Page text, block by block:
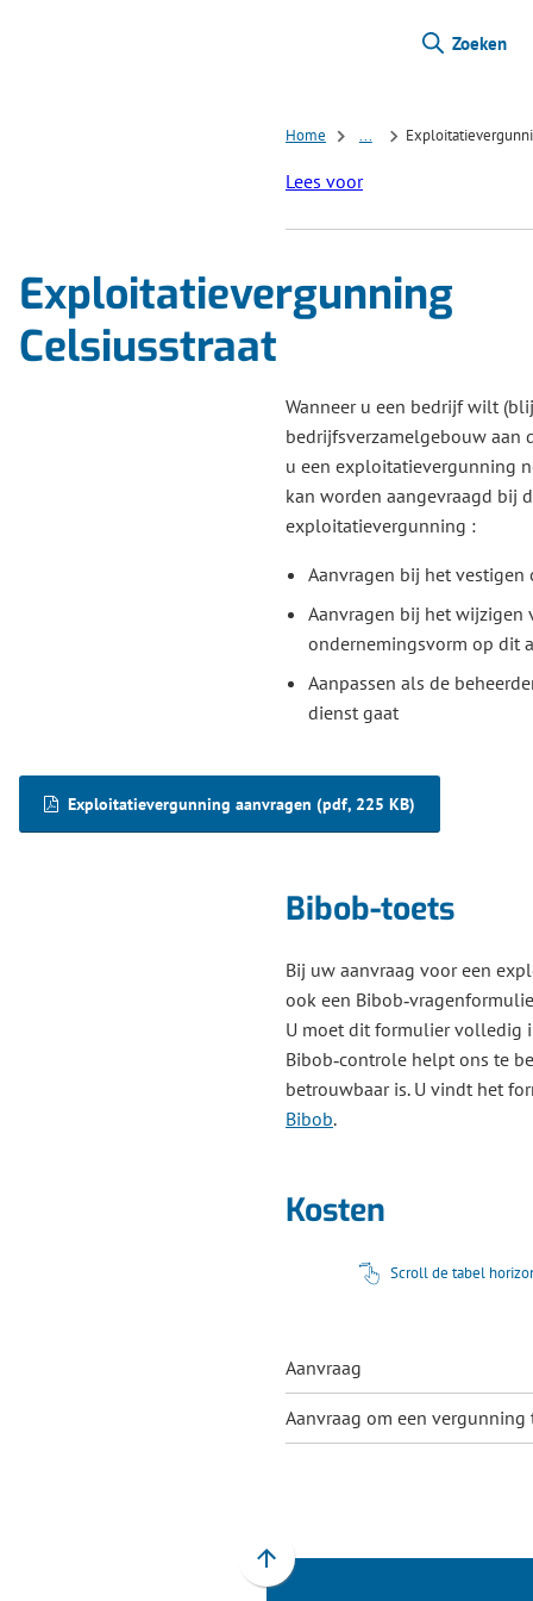
Zoeken
Home
Lees voor
Exploitatievergunning
Celsiusstraat
Wanneer u een bedrijf wilt
bedrijfsverzamelgebouw aan
u een exploitatievergunning
kan worden aangevraagd bij
exploitatievergunning :
Aanvragen bij het vestigen
Aanvragen bij het wijzigen
ondernemingsvorm op dit
Aanpassen als de
dienst gaat
Exploitatievergunning aanvragen(pdf, 225 KB)
Bibob-toets
Bij uw aanvraag voor een
ook een
U moet dit formulier volledig
Bibob‑controle helpt ons te
betrouwbaar is. U vindt het
Bibob.
Kosten
Scroll de tabel
Aanvraag
Aanvraag om een
Scroll